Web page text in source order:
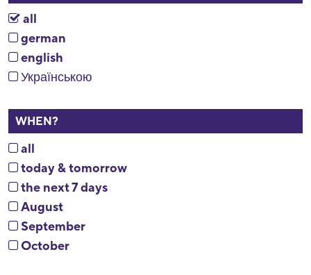
all
german
english
Українською
WHEN?
all
today & tomorrow
the next 7 days
August
September
October